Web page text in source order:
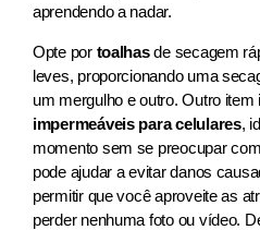
aprendendo a nadar.
Opte por toalhasde secagem
leves, proporcionando uma
um mergulho e outro. Outro
impermeáveis para celulares,
momento sem se preocupar
pode ajudar a evitar danos
permitir que você aproveite as
perder nenhuma foto ou vídeo.